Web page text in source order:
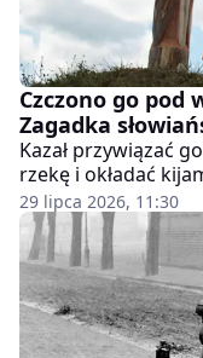
Czczono go pod
Zagadka
Kazał przywiązać
rzekę i okładać
bożka. Tak książę
Perunem,
sam wznosił
jego imię brzmi jak
błyskawicę i co
nordyckim Torem?
zagadkowego
29 lipca 2026, 11:30